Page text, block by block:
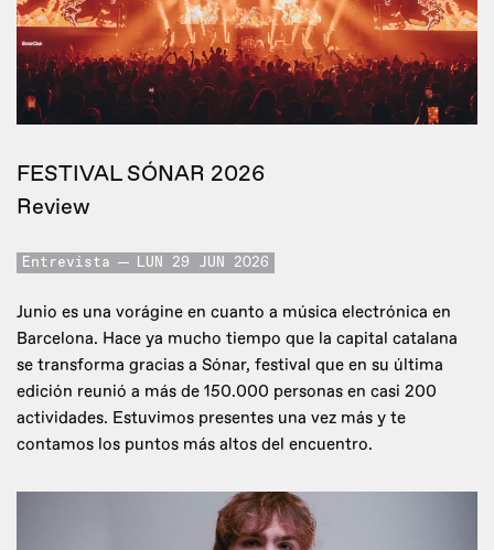
FESTIVAL SÓNAR 2026
Review
Entrevista LUN 29 JUN 2026
Junio es una vorágine en cuanto a música electrónica en
Barcelona. Hace ya mucho tiempo que la capital catalana
se transforma gracias a Sónar, festival que en su última
edición reunió a más de 150.000 personas en casi 200
actividades. Estuvimos presentes una vez más y te
contamos los puntos más altos del encuentro.